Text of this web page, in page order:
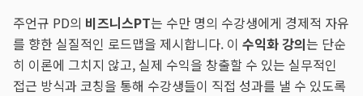
주언규 PD의 비즈니스PT는 수만 명의 수강생에게 경제적 자유
를 향한 실질적인 로드맵을 제시합니다. 이 수익화 강의는 단순
히 이론에 그치지 않고, 실제 수익을 창출할 수 있는 실무적인
접근 방식과 코칭을 통해 수강생들이 직접 성과를 낼 수 있도록